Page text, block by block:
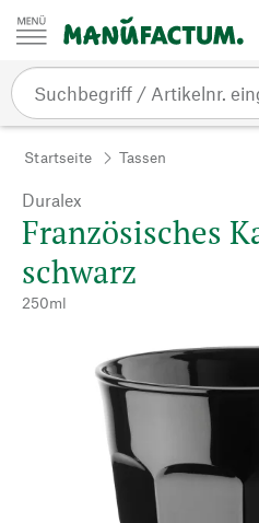
Zum Inhalt springen
Startseite Tassen
Duralex
Französisches
schwarz
250ml